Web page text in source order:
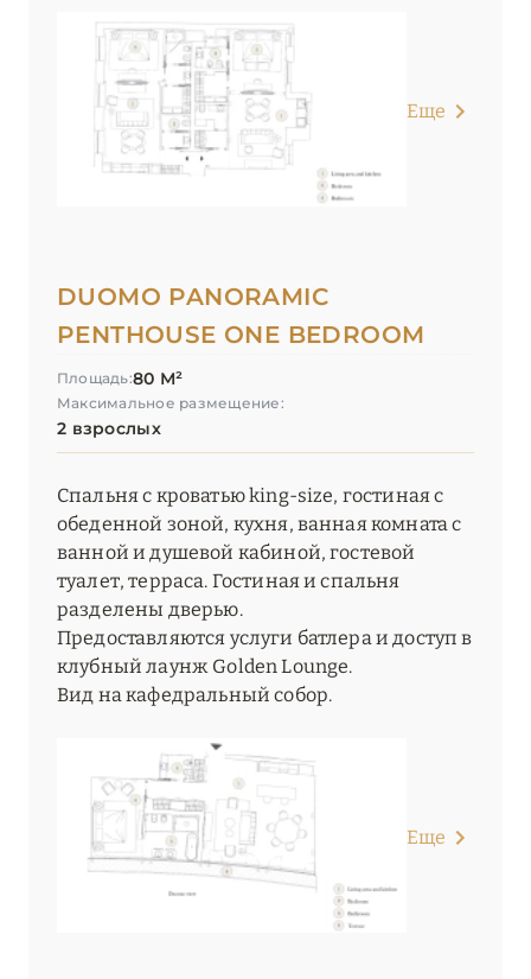
Еще
DUOMO PANORAMIC
PENTHOUSE ONE BEDROOM
Площадь:80 М²
Максимальное размещение:
2 взрослых
Спальня с кроватью king-size, гостиная с
обеденной зоной, кухня, ванная комната с
ванной и душевой кабиной, гостевой
туалет, терраса. Гостиная и спальня
разделены дверью.
Предоставляются услуги батлера и доступ в
клубный лаунж Golden Lounge.
Вид на кафедральный собор.
Еще